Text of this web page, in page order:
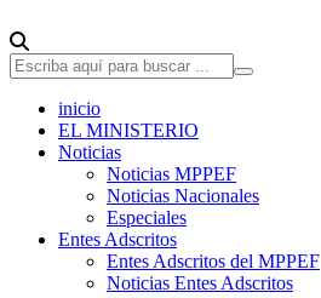
inicio
EL MINISTERIO
Noticias
Noticias MPPEF
Noticias Nacionales
Especiales
Entes Adscritos
Entes Adscritos del MPPEF
Noticias Entes Adscritos